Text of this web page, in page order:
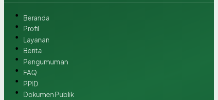
Beranda
Profil
Layanan
Berita
Pengumuman
FAQ
PPID
Dokumen Publik